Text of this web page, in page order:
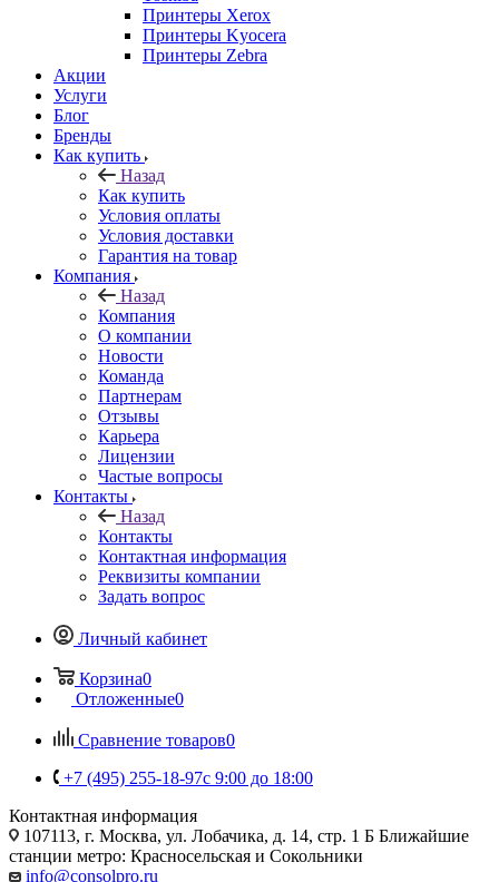
Принтеры Xerox
Принтеры Kyocera
Принтеры Zebra
Акции
Услуги
Блог
Бренды
Как купить
Назад
Как купить
Условия оплаты
Условия доставки
Гарантия на товар
Компания
Назад
Компания
О компании
Новости
Команда
Партнерам
Отзывы
Карьера
Лицензии
Частые вопросы
Контакты
Назад
Контакты
Контактная информация
Реквизиты компании
Задать вопрос
Личный кабинет
Корзина0
Отложенные0
Сравнение товаров0
+7 (495) 255-18-97с 9:00 до 18:00
Контактная информация
107113, г. Москва, ул. Лобачика, д. 14, стр. 1 Б Ближайшие
станции метро: Красносельская и Сокольники
info@consolpro.ru